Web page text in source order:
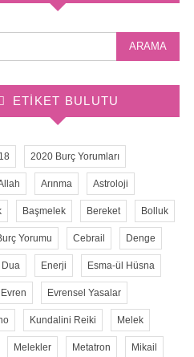
ETIKET BULUTU
2020 Burç Yorumları
Arınma Astroloji
Başmelek Bereket Bolluk
Yorumu Cebrail Denge
Dua Enerji Esma-ül Hüsna
Evren Evrensel Yasalar
Kundalini Reiki Melek
Melekler Metatron Mikail